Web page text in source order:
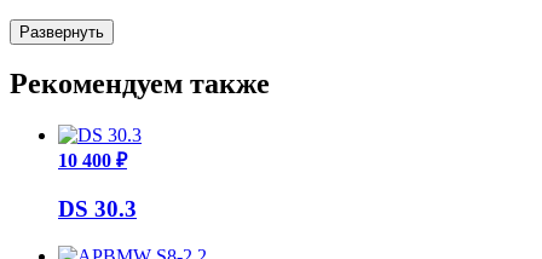
Развернуть
Рекомендуем также
10 400 ₽
DS 30.3